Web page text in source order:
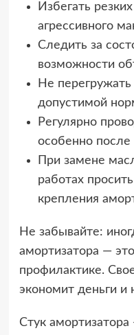
Избегать
агрессивного
Следить за
возможности
Не
допустимой
Регулярно
особенно после
При замене
работах
крепления
Не забывайте:
амортизатора —
профилактике.
экономит деньги и
Стук